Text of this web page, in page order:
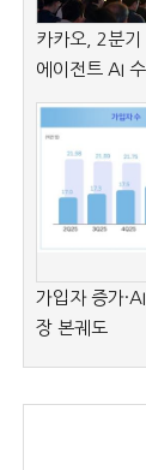
카카오, 2분기
에이전트 AI
가입자 증가
장 본궤도